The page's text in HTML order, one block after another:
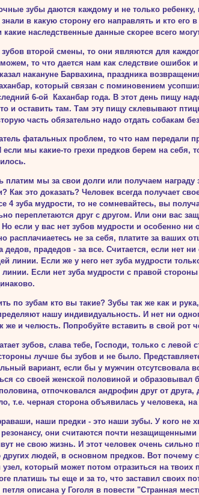
зубы даются каждому и не только
в какую сторону его направлять и кто его
какие наследственные данные скорее всего
зубов второй смены, то они являются для
то что дается нам как следствие
накануне Барвахина, праздника
который связан с поминове­нием
6-ой Каханбар года. В этот день пищу
и оставить там. Там эту пищу склевыва­ют
часть обязательно надо отдать собакам
фатальных проблем, то что нам передали
если мы какие-то грехи пред­ков берем на себя,
платим мы за свои долги или получаем
Как это доказать? Человек всегда получает
4 зуба мудрости, то не сомневайтесь, вы
переплетаются друг с другом. Или они вас
если у вас нет зубов мудрости и особенно ни
расплачиаетесь не за себя, платите за ваших
дедов, прадедов - за все. Считается, если нет
линии. Если же у него нет зуба мудрости
линии. Если нет зуба мудро­сти с правой
по зубам кто вы такие? Зубы так же как и
нашу индивидуальность. И нет ни
же и челюсть. Попробуйте вставить в свой рот
зубов, слава тебе, Господи, только с
лучше бы зубов и не было.
вариант, если бы у мужчин отсутсвовала
со своей женской половиной и образовывал
отпочковался андрофин друг от
т.е. черная сторона объявилась у чело­века, на
наши предки - это наши зубы. У кого не
они считают­ся почти
не свою жизнь. И этот человек очень сильно
других людей, в основном предков. Вот поче­му
узел, ко­торый может потом отразиться на твоих
платишь ты еще и за то, что заставил своих
петля описана у Гоголя в повести "Странная